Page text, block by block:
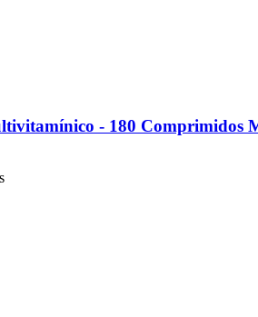
-​ 180 Comprimidos